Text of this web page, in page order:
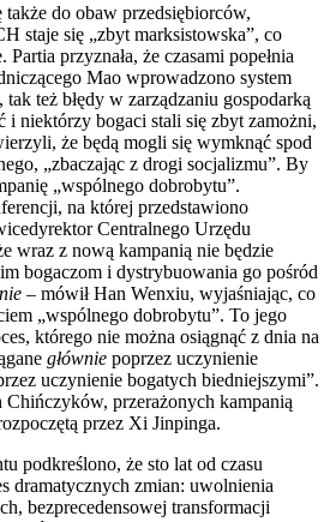
do obaw przedsiębiorców,
staje się „zbyt marksistowska”, co
przyznała, że czasami popełnia
Mao wprowadzono system
też błędy w zarządzaniu gospodarką
i niektórzy bogaci stali się zbyt zamożni,
że będą mogli się wymknąć spod
„zbaczając z drogi socjalizmu”. By
„wspólnego dobrobytu”.
na której przedstawiono
Centralnego Urzędu
wraz z nową kampanią nie będzie
bogaczom i dystrybuowania go pośród
– mówił Han Wenxiu, wyjaśniając, co
„wspólnego dobrobytu”. To jego
którego nie można osiągnąć z dnia na
głównie poprzez uczynienie
uczynienie bogatych biedniejszymi”.
Chińczyków, przerażonych kampanią
przez Xi Jinpinga.
podkreślono, że sto lat od czasu
dramatycznych zmian: uwolnienia
bezprecedensowej transformacji